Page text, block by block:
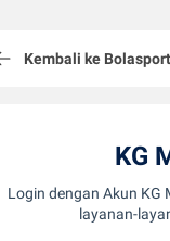
Kembali ke
KG
Login dengan Akun KG
layanan-